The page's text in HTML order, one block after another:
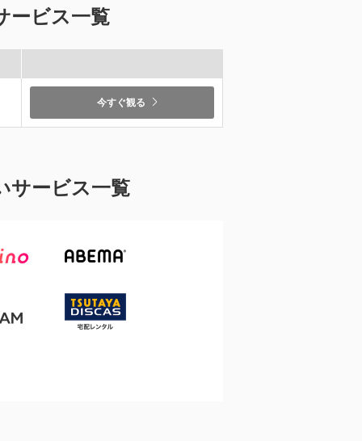
ービス一覧
今すぐ観る
サービス一覧